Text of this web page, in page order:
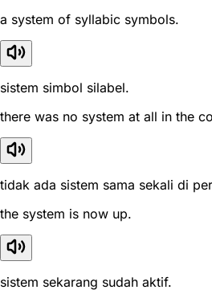
a system of syllabic symbols.
sistem simbol silabel.
there was no system at all in the
tidak ada sistem sama sekali di
the system is now up.
sistem sekarang sudah aktif.